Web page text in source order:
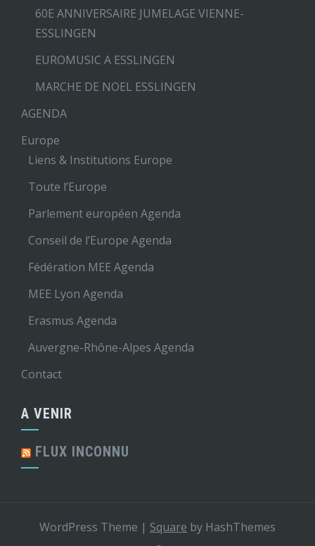
60E ANNIVERSAIRE JUMELAGE VIENNE-
ESSLINGEN
EUROMUSIC A ESSLINGEN
MARCHE DE NOEL ESSLINGEN
AGENDA
Europe
Liens & Institutions Europe
Toute l’Europe
Parlement européen Agenda
Conseil de l’Europe Agenda
Fédération MEE Agenda
MEE Lyon Agenda
Erasmus Agenda
Auvergne-Rhône-Alpes Agenda
Contact
A VENIR
FLUX INCONNU
WordPress Theme | Square by HashThemes